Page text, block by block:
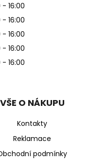
16:00
16:00
16:00
16:00
16:00
VŠE O NÁKUPU
Kontakty
Reklamace
podmínky